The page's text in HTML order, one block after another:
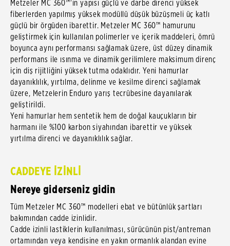
Metzeler MC 360™'in yapısı güçlü ve darbe direnci yüksek
fiberlerden yapılmış yüksek modüllü düşük büzüşmeli üç katlı
güçlü bir örgüden ibarettir. Metzeler MC 360™ hamurunu
geliştirmek için kullanılan polimerler ve içerik maddeleri, ömrü
boyunca aynı performansı sağlamak üzere, üst düzey dinamik
performans ile ısınma ve dinamik gerilimlere maksimum direnç
için diş rijitliğini yüksek tutma odaklıdır. Yeni hamurlar
dayanıklılık, yırtılma, delinme ve kesilme direnci sağlamak
üzere, Metzelerin Enduro yarış tecrübesine dayanılarak
geliştirildi.
Yeni hamurlar hem sentetik hem de doğal kauçukların bir
harmanı ile %100 karbon siyahından ibarettir ve yüksek
yırtılma direnci ve dayanıklılık sağlar.
CADDEYE İZİNLİ
Nereye giderseniz gidin
Tüm Metzeler MC 360™ modelleri ebat ve bütünlük şartları
bakımından cadde izinlidir.
Cadde izinli lastiklerin kullanılması, sürücünün pist/antreman
ortamından veya kendisine en yakın ormanlık alandan evine